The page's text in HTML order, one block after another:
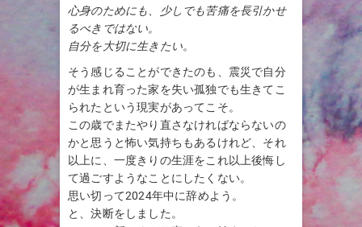
心身のためにも、少しでも苦痛を長引かせ
るべきではない。
自分を大切に生きたい。
そう感じることができたのも、震災で自分
が生まれ育った家を失い孤独でも生きてこ
られたという現実があってこそ。
この歳でまたやり直さなければならないの
かと思うと怖い気持ちもあるけれど、それ
以上に、一度きりの生涯をこれ以上後悔し
て過ごすようなことにしたくない。
思い切って2024年中に辞めよう。
と、決断をしました。